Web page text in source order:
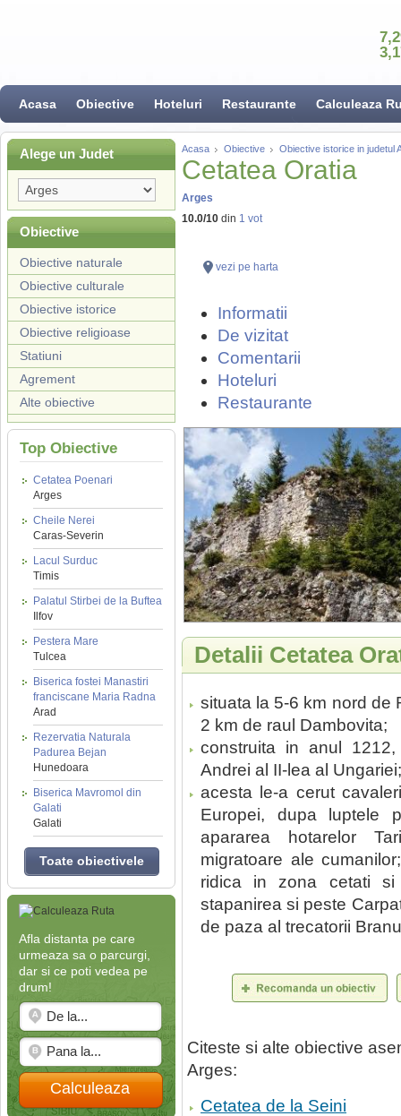
Acasa Obiective Hoteluri Restaurante Calculeaza
Alege un Judet
Obiective
Obiective naturale
Obiective culturale
Obiective istorice
Obiective religioase
Statiuni
Agrement
Alte obiective
Top Obiective
Cetatea Poenari
Arges
Cheile Nerei
Caras-Severin
Lacul Surduc
Timis
Palatul Stirbei de la Buftea
Ilfov
Pestera Mare
Tulcea
Biserica fostei Manastiri
franciscane Maria Radna
Arad
Rezervatia Naturala
Padurea Bejan
Hunedoara
Biserica Mavromol din
Galati
Galati
Toate obiectivele
Afla distanta pe care
urmeaza sa o parcurgi,
dar si ce poti vedea pe
drum!
Calculeaza
Acasa Obiective Obiective istorice in judetul
Cetatea Oratia
Arges
10.0/10 din 1 vot
vezi pe harta
Informatii
De vizitat
Comentarii
Hoteluri
Restaurante
Detalii Cetatea
situata la 5-6 km nord de
2 km de raul Dambovita;
construita in anul
Andrei al II-lea al Ungariei;
acesta le-a cerut
Europei, dupa luptele
apararea hotarelor
migratoare ale
ridica in zona cetati si
stapanirea si peste
de paza al trecatorii
Citeste si alte obiective
Arges:
Cetatea de la Seini